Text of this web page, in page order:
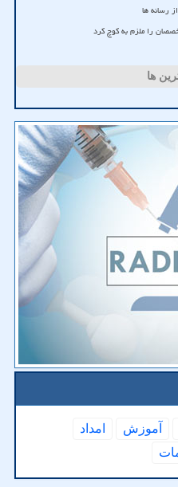
رسانه ها
را ملزم به کوچ کرد
ها
آموزش
امداد